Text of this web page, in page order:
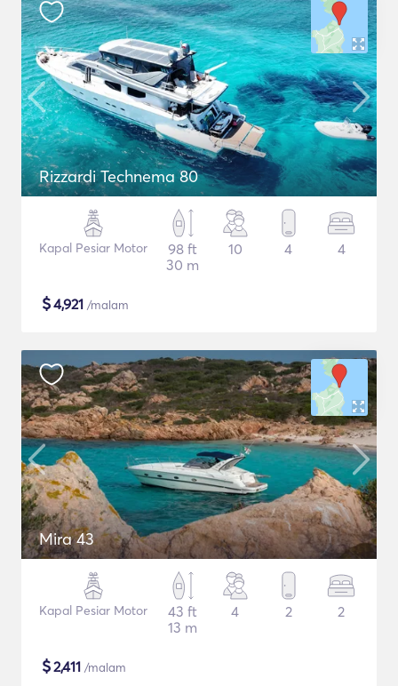
Rizzardi Technema 80
Kapal Pesiar Motor
98 ft
30 m
10 4 4
$4,921 /malam
Mira 43
Kapal Pesiar Motor
43 ft
13 m
4 2 2
$2,411 /malam